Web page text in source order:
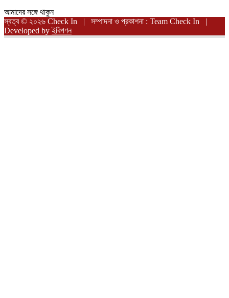
আমাদের সঙ্গে থাকুন
স্বত্ব © ২০২৬ Check In | সম্পাদনা ও প্রকাশনা : Team Check In |
Developed byইবিপণন